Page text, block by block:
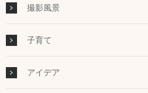
撮影風景
子育て
アイデア